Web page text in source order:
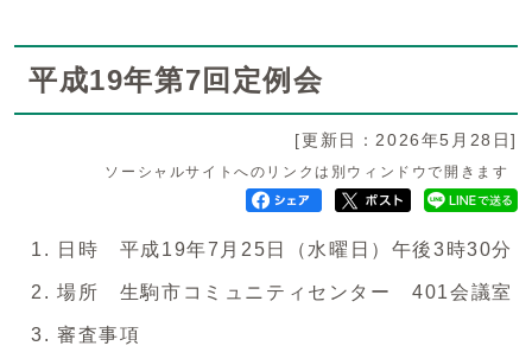
平成19年第7回定例会
[更新日：2026年5月28日]
ソーシャルサイトへのリンクは別ウィンドウで開きます
日時 平成19年7月25日（水曜日）午後3時30分
場所 生駒市コミュニティセンター 401会議室
審査事項